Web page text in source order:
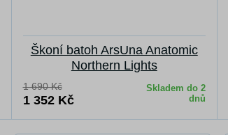
Škoní batoh ArsUna Anatomic
Northern Lights
1 690 Kč
1 352 Kč
Skladem do 2
dnů